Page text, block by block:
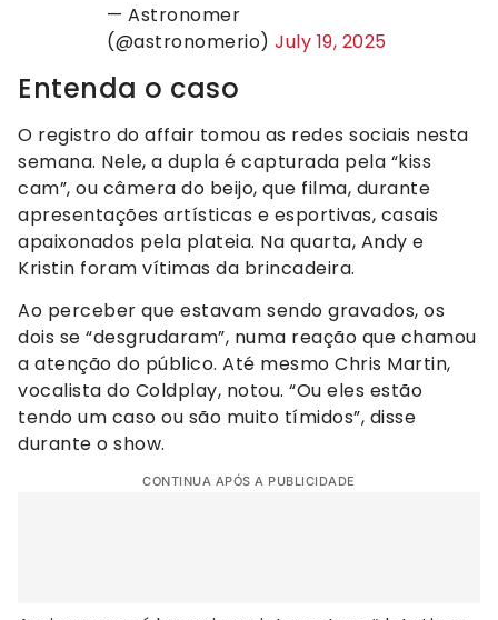
— Astronomer
(@astronomerio) July 19, 2025
Entenda o caso
O registro do affair tomou as redes sociais nesta
semana. Nele, a dupla é capturada pela “kiss
cam”, ou câmera do beijo, que filma, durante
apresentações artísticas e esportivas, casais
apaixonados pela plateia. Na quarta, Andy e
Kristin foram vítimas da brincadeira.
Ao perceber que estavam sendo gravados, os
dois se “desgrudaram”, numa reação que chamou
a atenção do público. Até mesmo Chris Martin,
vocalista do Coldplay, notou. “Ou eles estão
tendo um caso ou são muito tímidos”, disse
durante o show.
CONTINUA APÓS A PUBLICIDADE